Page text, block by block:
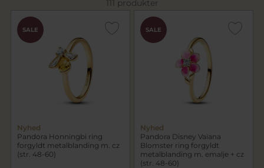
111 produkter
SALE
Nyhed
Pandora Honningbi ring
forgyldt metalblanding m. cz
(str. 48-60)
SALE
Nyhed
Pandora Disney Vaiana
Blomster ring forgyldt
metalblanding m. emalje + cz
(str. 48-60)